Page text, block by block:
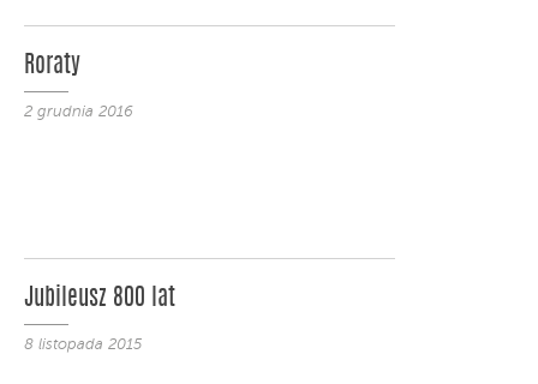
Roraty
2 grudnia 2016
Jubileusz 800 lat
8 listopada 2015